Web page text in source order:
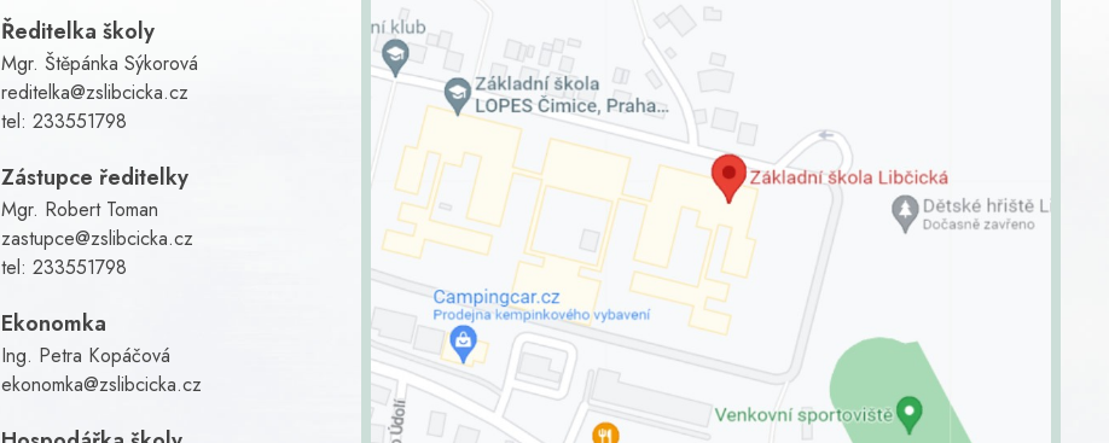
Ředitelka školy
Mgr. Štěpánka Sýkorová
reditelka@zslibcicka.cz
tel: 233551798
Zástupce ředitelky
Mgr. Robert Toman
zastupce@zslibcicka.cz
tel: 233551798
Ekonomka
Ing. Petra Kopáčová
ekonomka@zslibcicka.cz